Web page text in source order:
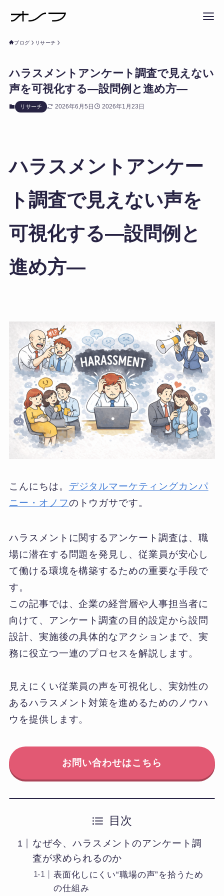
ブログ リサーチ
ハラスメントアンケート調査で見えない
声を可視化する―設問例と進め方―
リサーチ 2026年6月5日 2026年1月23日
ハラスメントアンケー
ト調査で見えない声を
可視化する―設問例と
進め方―
こんにちは。 デジタルマーケティングカンパ
ニー・オノフのトウガサです。
ハラスメントに関するアンケート調査は、職
場に潜在する問題を発見し、従業員が安心し
て働ける環境を構築するための重要な手段で
す。
この記事では、企業の経営層や人事担当者に
向けて、アンケート調査の目的設定から設問
設計、実施後の具体的なアクションまで、実
務に役立つ一連のプロセスを解説します。
見えにくい従業員の声を可視化し、実効性の
あるハラスメント対策を進めるためのノウハ
ウを提供します。
お問い合わせはこちら
目次
なぜ今、ハラスメントのアンケート調
査が求められるのか
表面化しにくい“職場の声”を拾うため
の仕組み